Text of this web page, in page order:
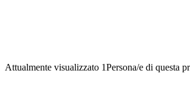
Attualmente visualizzato 1Persona/e di questa